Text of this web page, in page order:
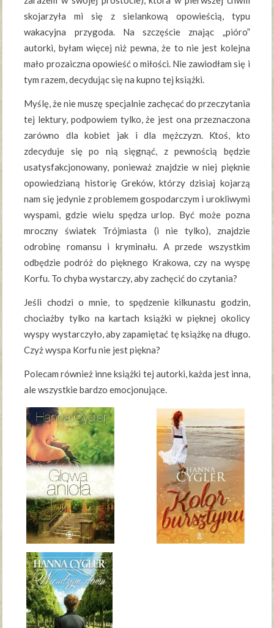
skojarzyła mi się z sielankową opowieścią, typu
wakacyjna przygoda. Na szczęście znając „pióro”
autorki, byłam więcej niż pewna, że to nie jest kolejna
mało prozaiczna opowieść o miłości. Nie zawiodłam się i
tym razem, decydując się na kupno tej książki.
Myślę, że nie muszę specjalnie zachęcać do przeczytania
tej lektury, podpowiem tylko, że jest ona przeznaczona
zarówno dla kobiet jak i dla mężczyzn. Ktoś, kto
zdecyduje się po nią sięgnąć, z pewnością będzie
usatysfakcjonowany, ponieważ znajdzie w niej pięknie
opowiedzianą historię Greków, którzy dzisiaj kojarzą
nam się jedynie z problemem gospodarczym i urokliwymi
wyspami, gdzie wielu spędza urlop. Być może pozna
mroczny światek Trójmiasta (i nie tylko), znajdzie
odrobinę romansu i kryminału. A przede wszystkim
odbędzie podróż do pięknego Krakowa, czy na wyspę
Korfu. To chyba wystarczy, aby zachęcić do czytania?
Jeśli chodzi o mnie, to spędzenie kilkunastu godzin,
chociażby tylko na kartach książki w pięknej okolicy
wyspy wystarczyło, aby zapamiętać tę książkę na długo.
Czyż wyspa Korfu nie jest piękna?
Polecam również inne książki tej autorki, każda jest inna,
ale wszystkie bardzo emocjonujące.